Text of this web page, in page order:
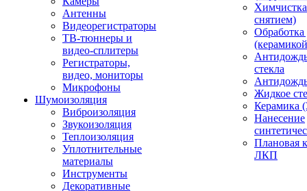
Антенны
Видеорегистраторы
ТВ-тюннеры и
видео-сплитеры
Регистраторы,
видео, мониторы
Микрофоны
Шумоизоляция
Виброизоляция
Звукоизоляция
Теплоизоляция
Уплотнительные
материалы
Инструменты
Декоративные
снятием)
Обработка
стекла
Жидкое
Керамика
Нанесение
Плановая
ЛКП